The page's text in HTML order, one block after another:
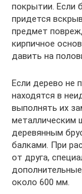
покрытии. Если
придется
предмет
кирпичное
давить на
Если дерево не
находятся в
выполнять их
металлическим
деревянным
балками. При
от друга,
около 600 мм.